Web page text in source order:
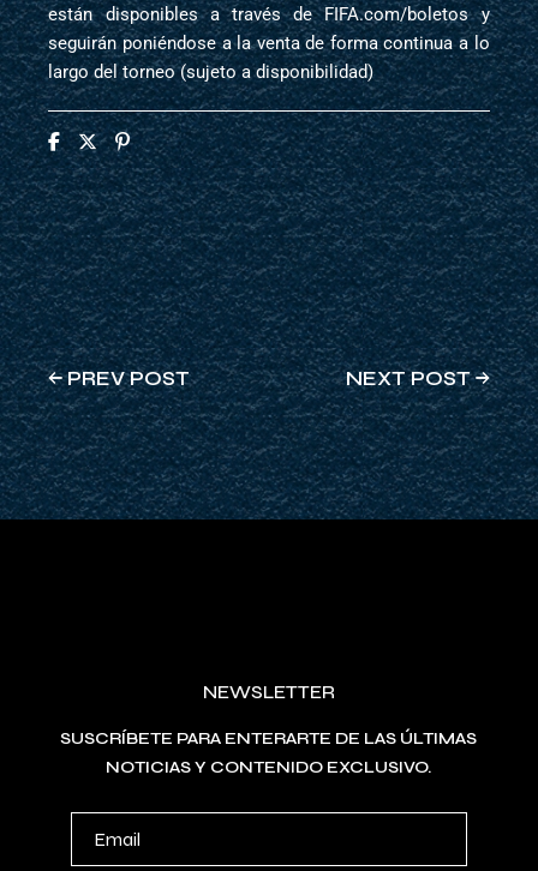
están disponibles a través de FIFA.com/boletos y
seguirán poniéndose a la venta de forma continua a lo
largo del torneo (sujeto a disponibilidad)
PREV POST NEXT POST
NEWSLETTER
SUSCRÍBETE PARA ENTERARTE DE LAS ÚLTIMAS
NOTICIAS Y CONTENIDO EXCLUSIVO.